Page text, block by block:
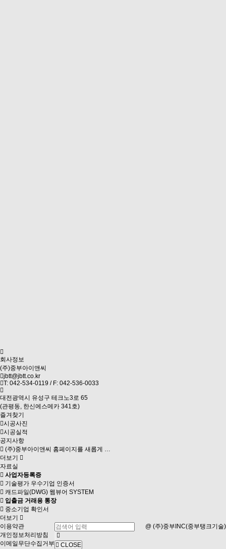
회사정보
(주)중부아이앤씨
jbtt@jbtt.co.kr
T: 042-534-0119 / F: 042-536-0033
대전광역시 유성구 테크노3로 65
(관평동, 한신에스메카 341호)
즐겨찾기
시공사진
시공실적
공지사항
(주)중부아이앤씨 홈페이지를 새롭게 …
더보기
자료실
사업자등록증
기술평가 우수기업 인증서
캐드파일(DWG) 웹뷰어 SYSTEM
입출금 거래용 통장
중소기업 확인서
더보기
이용약관
개인정보처리방침
이메일무단수집거부
@ (주)중부INC(중부탱크기술)
CLOSE